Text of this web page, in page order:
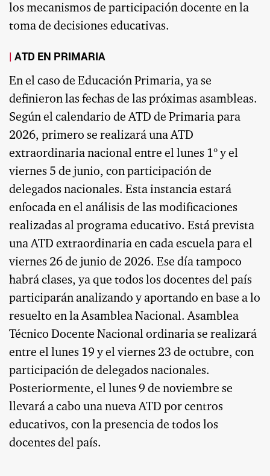
los mecanismos de participación docente en la
toma de decisiones educativas.
ATD EN PRIMARIA
En el caso de Educación Primaria, ya se
definieron las fechas de las próximas asambleas.
Según el calendario de ATD de Primaria para
2026, primero se realizará una ATD
extraordinaria nacional entre el lunes 1º y el
viernes 5 de junio, con participación de
delegados nacionales. Esta instancia estará
enfocada en el análisis de las modificaciones
realizadas al programa educativo. Está prevista
una ATD extraordinaria en cada escuela para el
viernes 26 de junio de 2026. Ese día tampoco
habrá clases, ya que todos los docentes del país
participarán analizando y aportando en base a lo
resuelto en la Asamblea Nacional. Asamblea
Técnico Docente Nacional ordinaria se realizará
entre el lunes 19 y el viernes 23 de octubre, con
participación de delegados nacionales.
Posteriormente, el lunes 9 de noviembre se
llevará a cabo una nueva ATD por centros
educativos, con la presencia de todos los
docentes del país.